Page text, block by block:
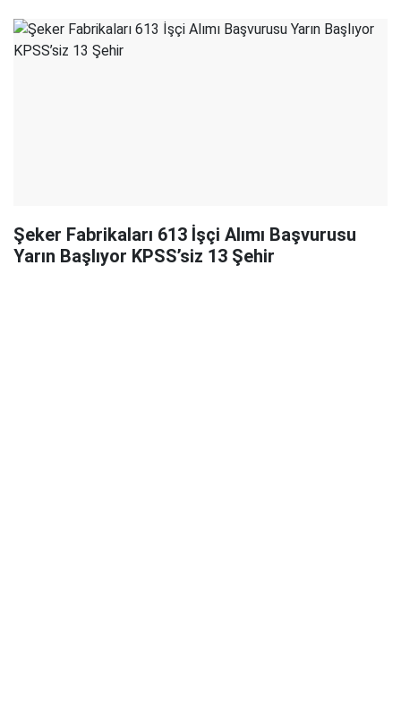
Şeker Fabrikaları 613 İşçi Alımı Başvurusu
Yarın Başlıyor KPSS’siz 13 Şehir